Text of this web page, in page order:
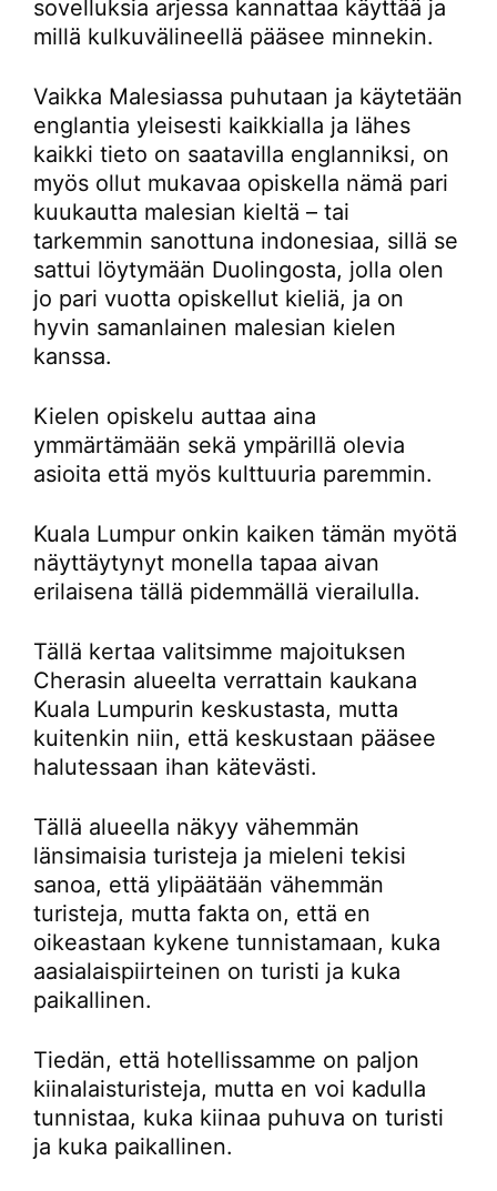
sovelluksia arjessa kannattaa käyttää ja
millä kulkuvälineellä pääsee minnekin.
Vaikka Malesiassa puhutaan ja käytetään
englantia yleisesti kaikkialla ja lähes
kaikki tieto on saatavilla englanniksi, on
myös ollut mukavaa opiskella nämä pari
kuukautta malesian kieltä – tai
tarkemmin sanottuna indonesiaa, sillä se
sattui löytymään Duolingosta, jolla olen
jo pari vuotta opiskellut kieliä, ja on
hyvin samanlainen malesian kielen
kanssa.
Kielen opiskelu auttaa aina
ymmärtämään sekä ympärillä olevia
asioita että myös kulttuuria paremmin.
Kuala Lumpur onkin kaiken tämän myötä
näyttäytynyt monella tapaa aivan
erilaisena tällä pidemmällä vierailulla.
Tällä kertaa valitsimme majoituksen
Cherasin alueelta verrattain kaukana
Kuala Lumpurin keskustasta, mutta
kuitenkin niin, että keskustaan pääsee
halutessaan ihan kätevästi.
Tällä alueella näkyy vähemmän
länsimaisia turisteja ja mieleni tekisi
sanoa, että ylipäätään vähemmän
turisteja, mutta fakta on, että en
oikeastaan kykene tunnistamaan, kuka
aasialaispiirteinen on turisti ja kuka
paikallinen.
Tiedän, että hotellissamme on paljon
kiinalaisturisteja, mutta en voi kadulla
tunnistaa, kuka kiinaa puhuva on turisti
ja kuka paikallinen.